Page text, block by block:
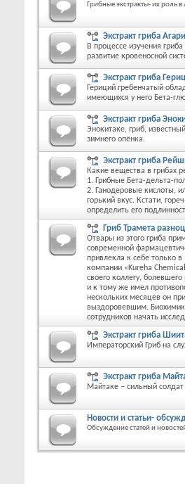
Грибные экстракты- их роль
Экстракт гриба
В процессе изучения
развитие кровеносной
Экстракт гриба
Гериций гребенчатый
имеющихся у него Бета-
Экстракт гриба
Энокитаке, гриб,
зимнего опёнка.
Экстракт гриба
Какие вещества в грибах
1. Грибные Бета-дельта-
2. Ганодеровые кислоты,
горький вкус. Кстати,
определить его
Гриб Трамета
Отвары из этого гриба
современной
привлекла к себе только
компании «Kureha
своего коллегу,
и к тому же имел
нескольких месяцев он
выздоровевшим.
сотрудников начать
Экстракт гриба
Императорский Гриб на
Экстракт гриба
Майтаке – сильный
Новости и статьи-
Обсуждение статей и